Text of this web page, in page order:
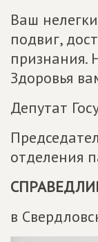
Ваш
подвиг,
признания.
Здоровья
Депутат
отделения
в